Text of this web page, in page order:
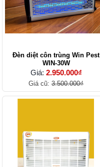
Đèn diệt côn trùng Win Pest
WIN-30W
Giá: 2.950.000₫
Giá cũ: 3.500.000₫